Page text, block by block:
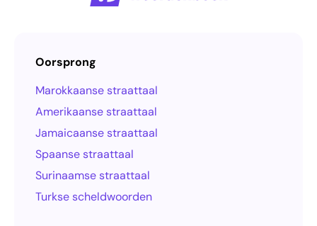
Oorsprong
Marokkaanse straattaal
Amerikaanse straattaal
Jamaicaanse straattaal
Spaanse straattaal
Surinaamse straattaal
Turkse scheldwoorden